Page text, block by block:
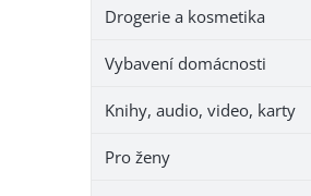
Drogerie a kosmetika
Vybavení domácnosti
Knihy, audio, video, karty
Pro ženy